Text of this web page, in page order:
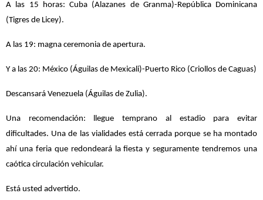
A las 15 horas: Cuba (Alazanes de Granma)-República Dominicana
(Tigres de Licey).
A las 19: magna ceremonia de apertura.
Y a las 20: México (Águilas de Mexicali)-Puerto Rico (Criollos de Caguas)
Descansará Venezuela (Águilas de Zulia).
Una recomendación: llegue temprano al estadio para evitar
dificultades. Una de las vialidades está cerrada porque se ha montado
ahí una feria que redondeará la fiesta y seguramente tendremos una
caótica circulación vehicular.
Está usted advertido.